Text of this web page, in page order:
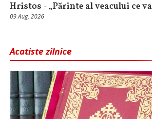
Hristos - „Părinte al veacului ce va
09 Aug, 2026
Acatiste zilnice